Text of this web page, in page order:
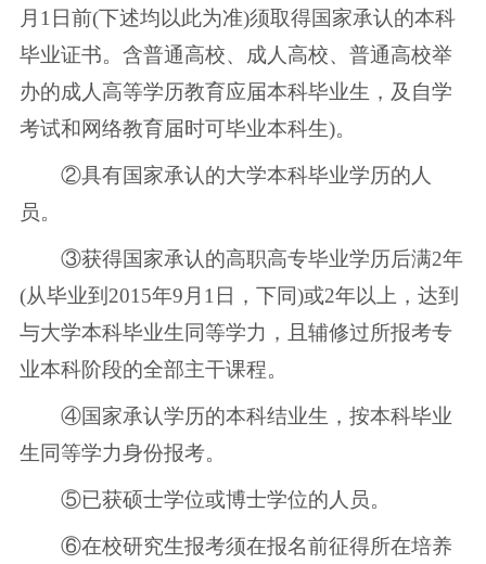
月1日前(下述均以此为准)须取得国家承认的本科
毕业证书。含普通高校、成人高校、普通高校举
办的成人高等学历教育应届本科毕业生，及自学
考试和网络教育届时可毕业本科生)。
②具有国家承认的大学本科毕业学历的人
员。
③获得国家承认的高职高专毕业学历后满2年
(从毕业到2015年9月1日，下同)或2年以上，达到
与大学本科毕业生同等学力，且辅修过所报考专
业本科阶段的全部主干课程。
④国家承认学历的本科结业生，按本科毕业
生同等学力身份报考。
⑤已获硕士学位或博士学位的人员。
⑥在校研究生报考须在报名前征得所在培养